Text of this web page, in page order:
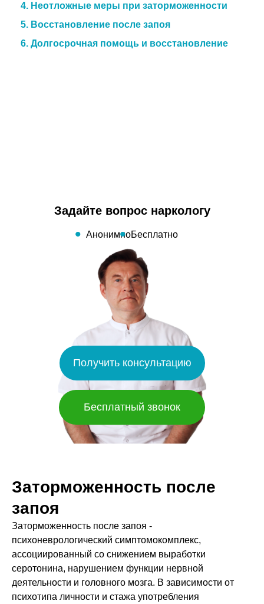
Неотложные меры при заторможенности
Восстановление после запоя
Долгосрочная помощь и восстановление
Задайте вопрос наркологу
АнонимноБесплатно
Получить консультацию
Бесплатный звонок
Заторможенность после
запоя
Заторможенность после запоя -
психоневрологический симптомокомплекс,
ассоциированный со снижением выработки
серотонина, нарушением функции нервной
деятельности и головного мозга. В зависимости от
психотипа личности и стажа употребления